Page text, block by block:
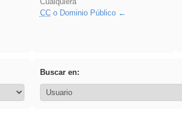
CCo Dominio Público
Buscar en: